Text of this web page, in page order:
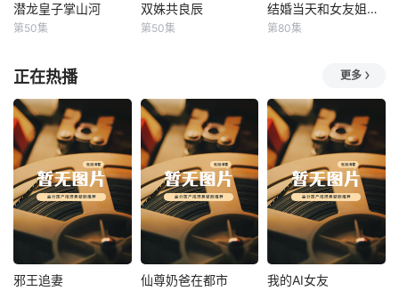
潜龙皇子掌山河
潜龙皇子掌山河
第50集
双姝共良辰
双姝共良辰
第50集
结婚当天和女友姐姐一起穿越了 结婚当天和女友姐姐一起穿越了
第80集
正在热播 更多
热播
邪王追妻 热播
仙尊奶爸在都市 热播
我的AI女友